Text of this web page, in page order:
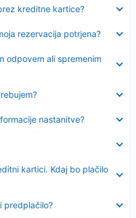
kreditne kartice?
rezervacija potrjena?
odpovem ali spremenim
nastanitve?
kartici. Kdaj bo plačilo
predplačilo?